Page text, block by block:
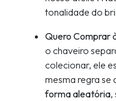
tonalidade do
Quero Comprar
o chaveiro
colecionar, ele
mesma regra se
forma aleatória,